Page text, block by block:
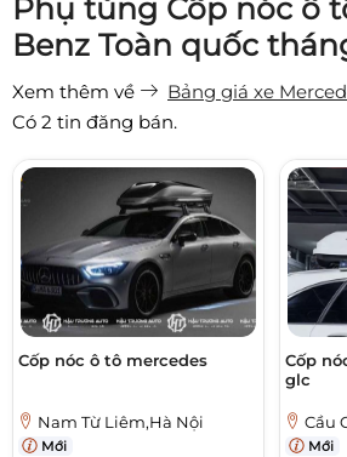
Phụ tùng Cốp nóc ô
Benz Toàn quốc
Xem thêm về
Bảng giá xe
Có 2 tin đăng bán.
Cốp nóc ô tô mercedes
Nam Từ Liêm,Hà Nội
Mới
Cốp
glc
Cầu
Mới